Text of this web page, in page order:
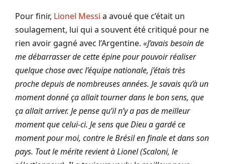
Pour finir, Lionel Messi a avoué que c’était un
soulagement, lui qui a souvent été critiqué pour ne
rien avoir gagné avec l’Argentine. «J’avais besoin de
me débarrasser de cette épine pour pouvoir réaliser
quelque chose avec l’équipe nationale, j’étais très
proche depuis de nombreuses années. Je savais qu’à un
moment donné ça allait tourner dans le bon sens, que
ça allait arriver. Je pense qu’il n’y a pas de meilleur
moment que celui-ci. Je sens que Dieu a gardé ce
moment pour moi, contre le Brésil en finale et dans son
pays. Tout le mérite revient à Lionel (Scaloni, le